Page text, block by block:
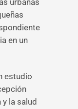
urbanas
en un
estudio
la salud